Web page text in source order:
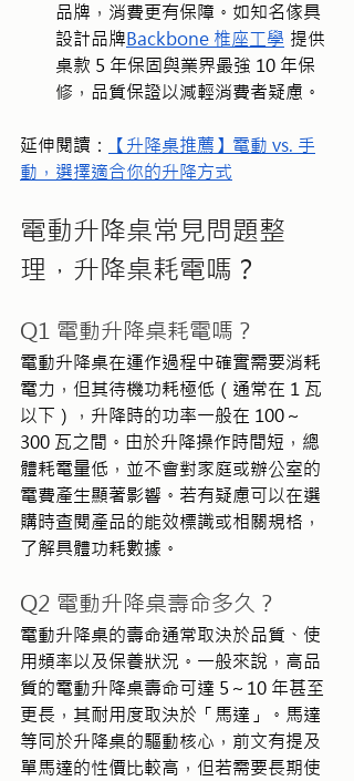
品牌，消費更有保障。如知名傢具
設計品牌Backbone 椎座工學 提供
桌款 5 年保固與業界最強 10 年保
修，品質保證以減輕消費者疑慮。
延伸閱讀：
【升降桌推薦】電動 vs. 手
動，選擇適合你的升降方式
電動升降桌常見問題整
理，升降桌耗電嗎？
Q1 電動升降桌耗電嗎？
電動升降桌在運作過程中確實需要消耗
電力，但其待機功耗極低（通常在 1 瓦
以下），升降時的功率一般在 100～
300 瓦之間。由於升降操作時間短，總
體耗電量低，並不會對家庭或辦公室的
電費產生顯著影響。若有疑慮可以在選
購時查閱產品的能效標識或相關規格，
了解具體功耗數據。
Q2 電動升降桌壽命多久？
電動升降桌的壽命通常取決於品質、使
用頻率以及保養狀況。一般來說，高品
質的電動升降桌壽命可達 5～10 年甚至
更長，其耐用度取決於「馬達」。馬達
等同於升降桌的驅動核心，前文有提及
單馬達的性價比較高，但若需要長期使